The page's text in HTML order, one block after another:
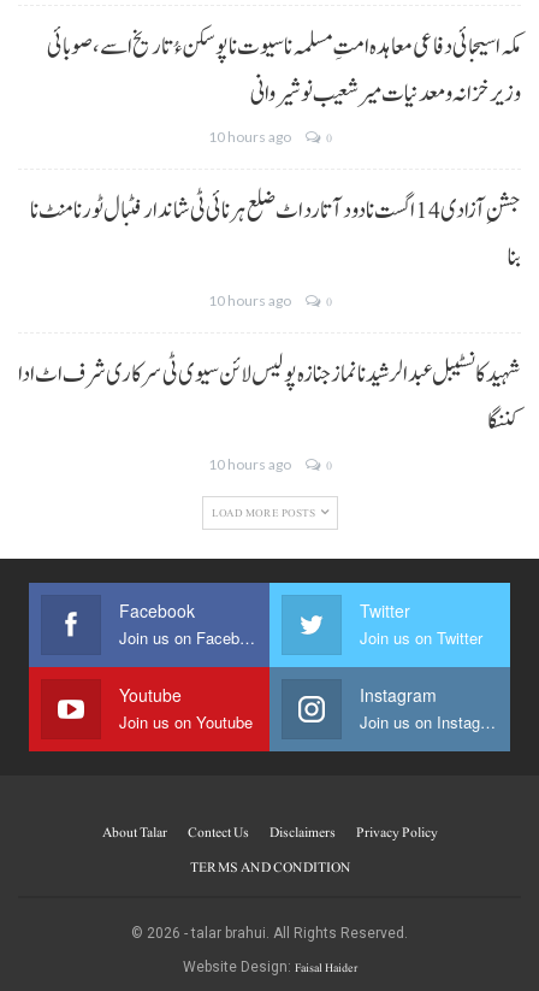
مکہ اسیجائی دفاعی معاہدہ امتِ مسلمہ نا سیوت نا پوسکن ءُ تاریخ اسے، صوبائی
وزیر خزانہ و معدنیات میر شعیب نوشیروانی
10 hours ago 0
جشنِ آزادی 14 اگست نا دود آتا رد اٹ ضلع ہرنائی ٹی شاندار فٹبال ٹورنامنٹ نا
بنا
10 hours ago 0
شہید کانسٹیبل عبدالرشید نا نماز جنازہ پولیس لائن سیوی ٹی سرکاری شرف اٹ ادا
کننگا
10 hours ago 0
LOAD MORE POSTS
Facebook
Join us on Facebook
Twitter
Join us on Twitter
Youtube
Join us on Youtube
Instagram
Join us on Instagram
About Talar Contect Us Disclaimers
Privacy Policy
TERMS AND CONDITION
© 2026 - talar brahui. All Rights Reserved.
Website Design: Faisal Haider